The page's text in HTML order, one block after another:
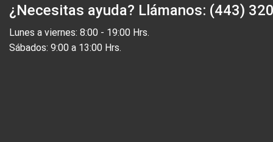
¿Necesitas ayuda? Llámanos: (443)
Lunes a viernes: 8:00 - 19:00 Hrs.
Sábados: 9:00 a 13:00 Hrs.